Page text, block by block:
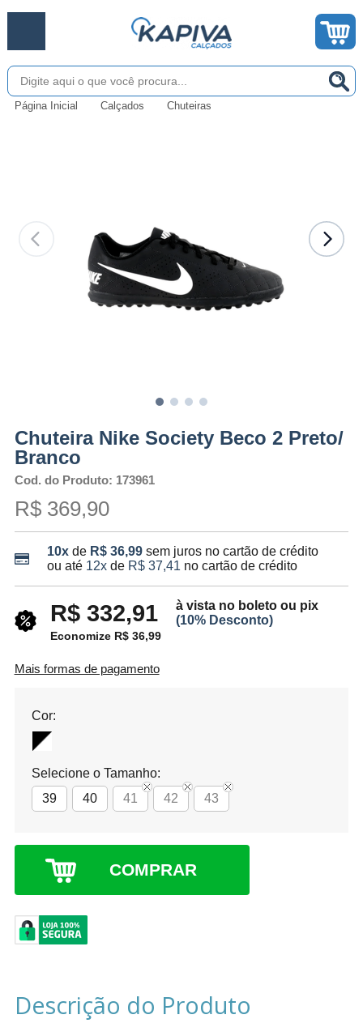
Página Inicial Calçados Chuteiras
Chuteira Nike Society Beco 2 Preto/
Branco
Cod. do Produto: 173961
R$ 369,90
10xde R$ 36,99 sem juros no cartão de crédito
ou até 12xde R$ 37,41 no cartão de crédito
R$ 332,91
à vista no boleto ou pix
(10% Desconto)
Economize R$ 36,99
Mais formas de pagamento
Cor:
Selecione o Tamanho:
39
40 41 42 43
COMPRAR
Descrição do Produto